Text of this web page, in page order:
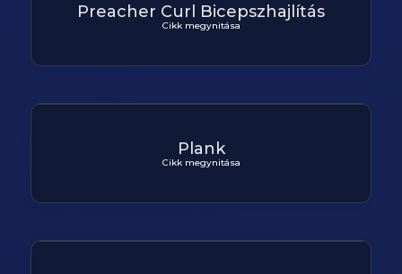
Preacher Curl Bicepszhajlítás
Cikk megynitása
Plank
Cikk megynitása